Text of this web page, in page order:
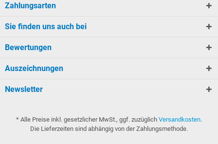
Zahlungsarten
Sie finden uns auch bei
Bewertungen
Auszeichnungen
Newsletter
* Alle Preise inkl. gesetzlicher MwSt., ggf. zuzüglich Versandkosten.
Die Lieferzeiten sind abhängig von der Zahlungsmethode.